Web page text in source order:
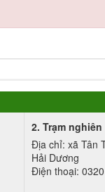
2. Trạm
Địa chỉ: xã Tân
Hải Dương
Điện thoại: